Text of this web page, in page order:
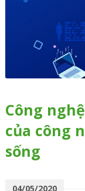
Công
của công
sống
04/05/2020